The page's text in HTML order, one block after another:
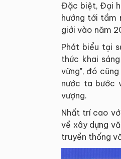
Đặc biệt, Đại
hướng tới tầm
giới vào năm
Phát biểu tại
thức khai
vững", đó
nước ta bước
vượng.
Nhất trí cao
về xây dựng
truyền thống